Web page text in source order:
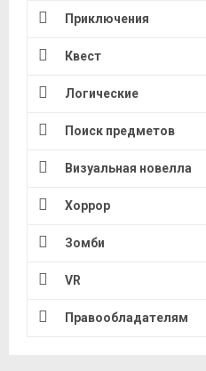
Приключения
Квест
Логические
Поиск предметов
Визуальная новелла
Хоррор
Зомби
VR
Правообладателям